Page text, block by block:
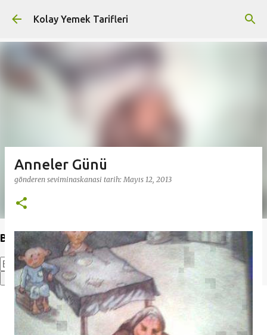
Ana içeriğe atla
Kolay Yemek Tarifleri
Bu Blogda Ara
Anneler Günü
gönderen seviminaskanasi tarih:Mayıs 12, 2013